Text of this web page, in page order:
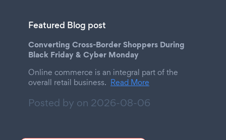
Featured Blog post
Converting Cross-Border Shoppers During
Black Friday & Cyber Monday
Online commerce is an integral part of the
overall retail business. Read More
Posted by on 2026-08-06